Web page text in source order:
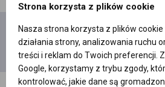
Dodaj
film
Moje
filmy
Strona korzysta z plików cookie
Nasza strona korzysta z plików
działania strony, analizowania ruchu
treści i reklam do Twoich preferencji.
Google, korzystamy z trybu zgody,
kontrolować, jakie dane są